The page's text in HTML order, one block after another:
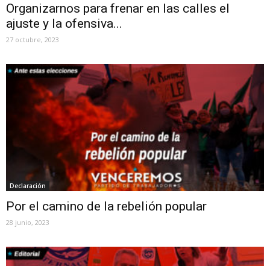
Organizarnos para frenar en las calles el
ajuste y la ofensiva...
27 octubre, 2023
Declaración
Por el camino de la rebelión popular
28 junio, 2023